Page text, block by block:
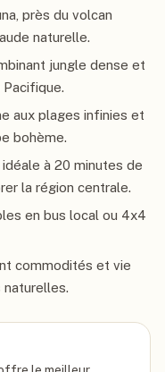
près du volcan
naturelle.
jungle dense et
aux plages infinies et
bohème.
à 20 minutes de
la région centrale.
en bus local ou 4x4
commodités et vie
naturelles.